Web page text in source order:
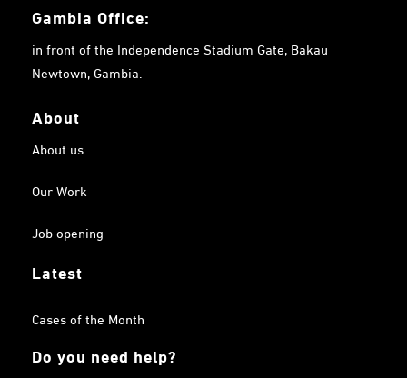
Gambia Office:
in front of the Independence Stadium Gate, Bakau
Newtown, Gambia.
About
About us
Our Work
Job opening
Latest
Cases of the Month
Do you need help?